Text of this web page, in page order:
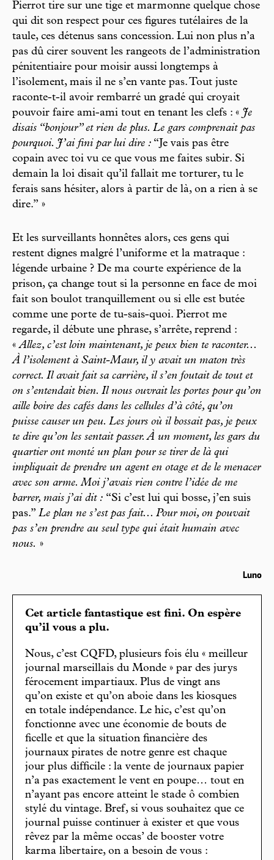
Pierrot tire sur une tige et marmonne quelque chose
qui dit son respect pour ces figures tutélaires de la
taule, ces détenus sans concession. Lui non plus n’a
pas dû cirer souvent les rangeots de l’administration
pénitentiaire pour moisir aussi longtemps à
l’isolement, mais il ne s’en vante pas. Tout juste
raconte-t-il avoir rembarré un gradé qui croyait
pouvoir faire ami-ami tout en tenant les clefs : « Je
disais “bonjour” et rien de plus. Le gars comprenait pas
pourquoi. J’ai fini par lui dire : “Je vais pas être
copain avec toi vu ce que vous me faites subir. Si
demain la loi disait qu’il fallait me torturer, tu le
ferais sans hésiter, alors à partir de là, on a rien à se
dire.” »
Et les surveillants honnêtes alors, ces gens qui
restent dignes malgré l’uniforme et la matraque :
légende urbaine ? De ma courte expérience de la
prison, ça change tout si la personne en face de moi
fait son boulot tranquillement ou si elle est butée
comme une porte de tu-sais-quoi. Pierrot me
regarde, il débute une phrase, s’arrête, reprend :
«Allez, c’est loin maintenant, je peux bien te raconter...
À l’isolement à Saint-Maur, il y avait un maton très
correct. Il avait fait sa carrière, il s’en foutait de tout et
on s’entendait bien. Il nous ouvrait les portes pour qu’on
aille boire des cafés dans les cellules d’à côté, qu’on
puisse causer un peu. Les jours où il bossait pas, je peux
te dire qu’on les sentait passer. À un moment, les gars du
quartier ont monté un plan pour se tirer de là qui
impliquait de prendre un agent en otage et de le menacer
avec son arme. Moi j’avais rien contre l’idée de me
barrer, mais j’ai dit : “Si c’est lui qui bosse, j’en suis
pas.” Le plan ne s’est pas fait... Pour moi, on pouvait
pas s’en prendre au seul type qui était humain avec
nous. »
Luno
Cet article fantastique est fini. On espère
qu’il vous a plu.
Nous, c’est CQFD, plusieurs fois élu « meilleur
journal marseillais du Monde » par des jurys
férocement impartiaux. Plus de vingt ans
qu’on existe et qu’on aboie dans les kiosques
en totale indépendance. Le hic, c’est qu’on
fonctionne avec une économie de bouts de
ficelle et que la situation financière des
journaux pirates de notre genre est chaque
jour plus difficile : la vente de journaux papier
n’a pas exactement le vent en poupe… tout en
n’ayant pas encore atteint le stade ô combien
stylé du vintage. Bref, si vous souhaitez que ce
journal puisse continuer à exister et que vous
rêvez par la même occas’ de booster votre
karma libertaire, on a besoin de vous :